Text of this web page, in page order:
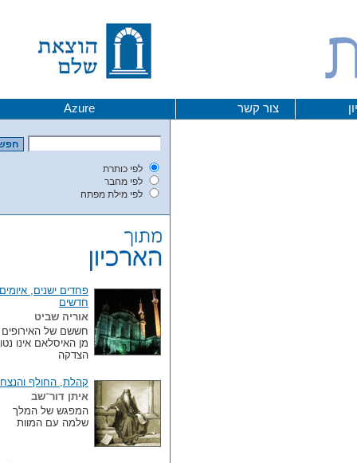
צור קשר Azure
לפי כותרת
לפי מחבר
לפי מילת מפתח
פחדים ישנים, איומים
חדשים
אוריה שביט
חששם של האירופים
מן האיסלאם אינו נטול
הצדקה
קהלת, החולף והנצחי
איתן דור־שב
המפגש של המלך
שלמה עם המוות